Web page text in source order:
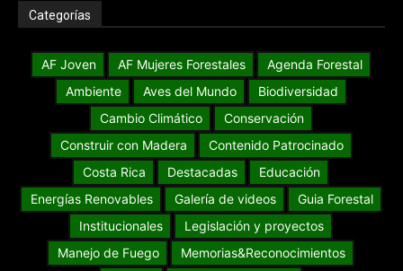
Categorías
AF Joven AF Mujeres Forestales
Agenda Forestal
Ambiente
Aves del Mundo
Biodiversidad
Cambio Climático
Conservación
Construir con Madera
Contenido Patrocinado
Costa Rica
Destacadas
Educación
Energías Renovables
Galería de videos
Guia Forestal
Institucionales
Legislación y proyectos
Manejo de Fuego
Memorias&Reconocimientos